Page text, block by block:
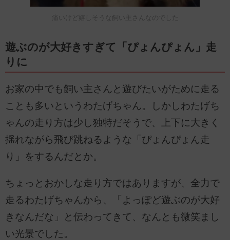
痛いけど嬉しそうな飼い主さんなのでした
遊ぶのが大好きすぎて「ぴょんぴょん」走
りに
お家の中でも飼い主さんと遊びたいがために走る
ことも多いというわたげちゃん。しかしわたげち
ゃんの走り方は少し独特だそうで、上下に大きく
揺れながら飛び跳ねるような「ぴょんぴょん走
り」をするんだとか。
ちょっとおかしな走り方ではありますが、全力で
走るわたげちゃんから、「よっぽど遊ぶのが大好
きなんだな」と伝わってきて、なんとも微笑まし
い光景でした。